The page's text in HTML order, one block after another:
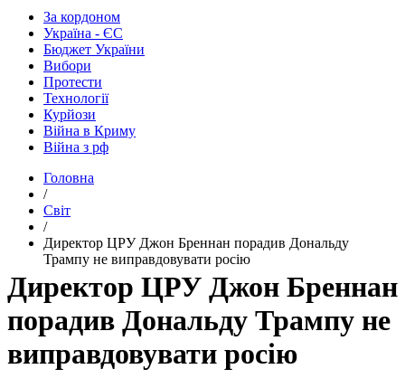
За кордоном
Україна - ЄС
Бюджет України
Вибори
Протести
Технології
Курйози
Війна в Криму
Війна з рф
Головна
/
Світ
/
​Директор ЦРУ Джон Бреннан порадив Дональду
Трампу не виправдовувати росію
​Директор ЦРУ Джон Бреннан
порадив Дональду Трампу не
виправдовувати росію